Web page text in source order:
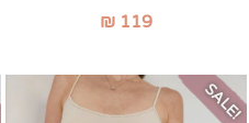
₪ 119
SALE!